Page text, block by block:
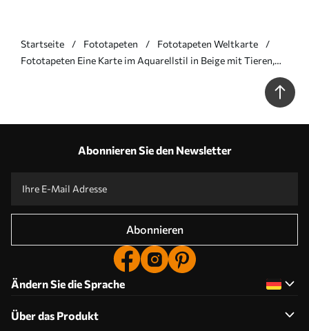
Startseite Fototapeten
Fototapeten Weltkarte
Fototapeten Eine Karte im Aquarellstil in Beige mit Tieren,
Pflanzen und architektonischen Motiven. Beschriftungen auf
Abonnieren Sie den Newsletter
Abonnieren
Ändern Sie die Sprache
Über das Produkt